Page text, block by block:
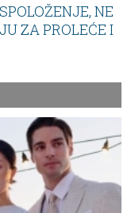
NE
ZA PROLEĆE I